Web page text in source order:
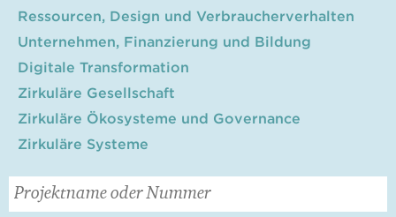
Ressourcen, Design und Verbraucherverhalten
Unternehmen, Finanzierung und Bildung
Digitale Transformation
Zirkuläre Gesellschaft
Zirkuläre Ökosysteme und Governance
Zirkuläre Systeme